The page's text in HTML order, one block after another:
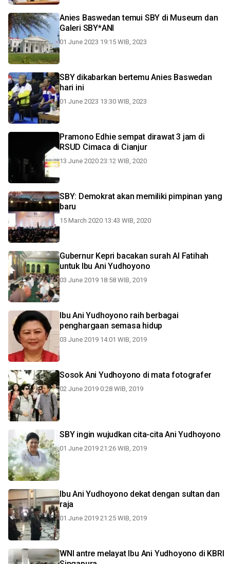
Anies Baswedan temui SBY di Museum dan
Galeri SBY*ANI
01 June 2023 19:15 WIB, 2023
SBY dikabarkan bertemu Anies Baswedan
hari ini
01 June 2023 13:30 WIB, 2023
Pramono Edhie sempat dirawat 3 jam di
RSUD Cimaca di Cianjur
13 June 2020 23:12 WIB, 2020
SBY: Demokrat akan memiliki pimpinan yang
baru
15 March 2020 13:43 WIB, 2020
Gubernur Kepri bacakan surah Al Fatihah
untuk Ibu Ani Yudhoyono
03 June 2019 18:58 WIB, 2019
Ibu Ani Yudhoyono raih berbagai
penghargaan semasa hidup
03 June 2019 14:01 WIB, 2019
Sosok Ani Yudhoyono di mata fotografer
02 June 2019 0:28 WIB, 2019
SBY ingin wujudkan cita-cita Ani Yudhoyono
01 June 2019 21:26 WIB, 2019
Ibu Ani Yudhoyono dekat dengan sultan dan
raja
01 June 2019 21:25 WIB, 2019
WNI antre melayat Ibu Ani Yudhoyono di KBRI